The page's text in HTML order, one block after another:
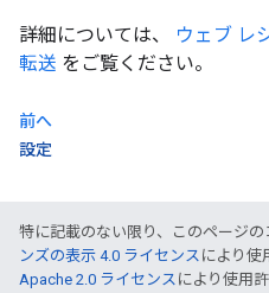
詳細については、
ウェブ レ
転送 をご覧ください。
前へ
設定
特に記載のない限り、このページの
ンズの表示 4.0 ライセンス により使
Apache 2.0 ライセンス により使用